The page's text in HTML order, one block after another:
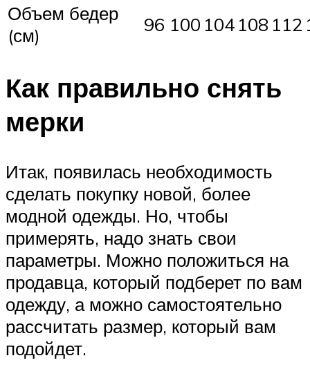
Объем бедер
(см)
96 100 104 108 112
Как правильно снять
мерки
Итак, появилась необходимость
сделать покупку новой, более
модной одежды. Но, чтобы
примерять, надо знать свои
параметры. Можно положиться на
продавца, который подберет по вам
одежду, а можно самостоятельно
рассчитать размер, который вам
подойдет.